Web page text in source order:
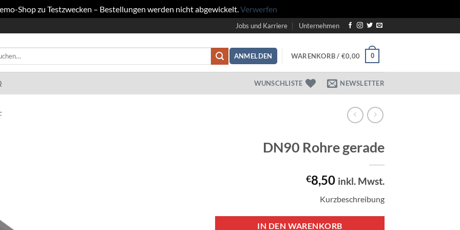
Shop zu Testzwecken – Bestellungen werden nicht abgewickelt.Verwerfen
Jobs und Karriere Unternehmen
ANMELDEN WARENKORB / €0,00 0
WUNSCHLISTE NEWSLETTER
DN90 Rohre gerade
€8,50 inkl. Mwst.
Kurzbeschreibung
IN DEN WARENKORB